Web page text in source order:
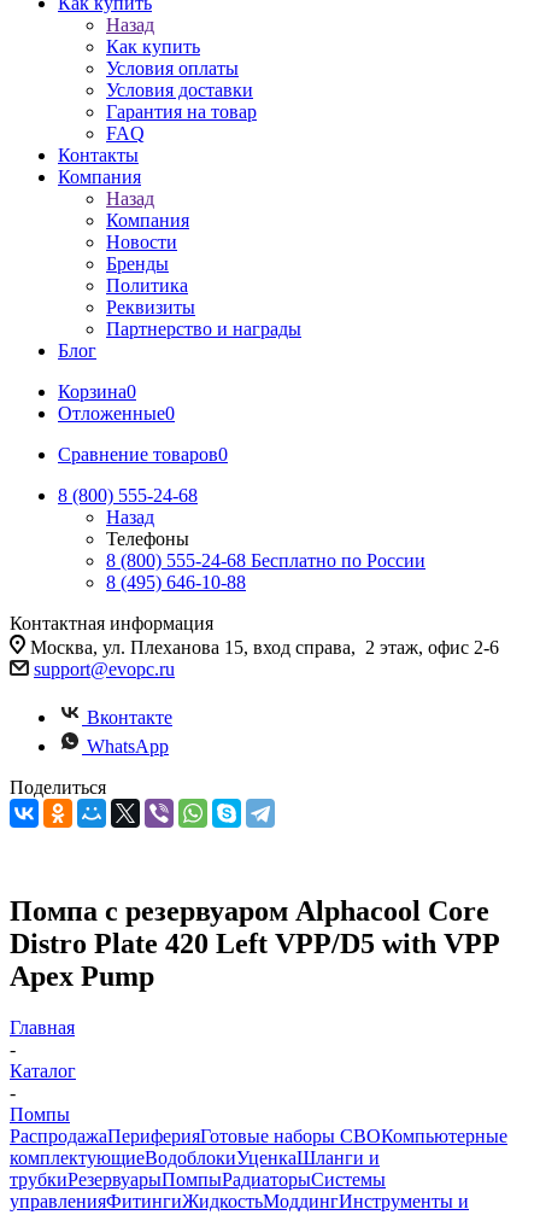
Назад
Как купить
Условия оплаты
Условия доставки
Гарантия на товар
FAQ
Контакты
Компания
Назад
Компания
Новости
Бренды
Политика
Реквизиты
Партнерство и награды
Блог
Корзина0
Отложенные0
Сравнение товаров0
8 (800) 555-24-68
Назад
Телефоны
8 (800) 555-24-68 Бесплатно по России
8 (495) 646-10-88
Контактная информация
Москва, ул. Плеханова 15, вход справа, 2 этаж, офис 2-6
support@evopc.ru
Вконтакте
WhatsApp
Поделиться
Помпа с резервуаром Alphacool Core
Distro Plate 420 Left VPP/D5 with VPP
Apex Pump
Главная
-
Каталог
-
Помпы
РаспродажаПериферияГотовые наборы СВОКомпьютерные
комплектующиеВодоблокиУценкаШланги и
трубкиРезервуарыПомпыРадиаторыСистемы
управленияФитингиЖидкостьМоддингИнструменты и